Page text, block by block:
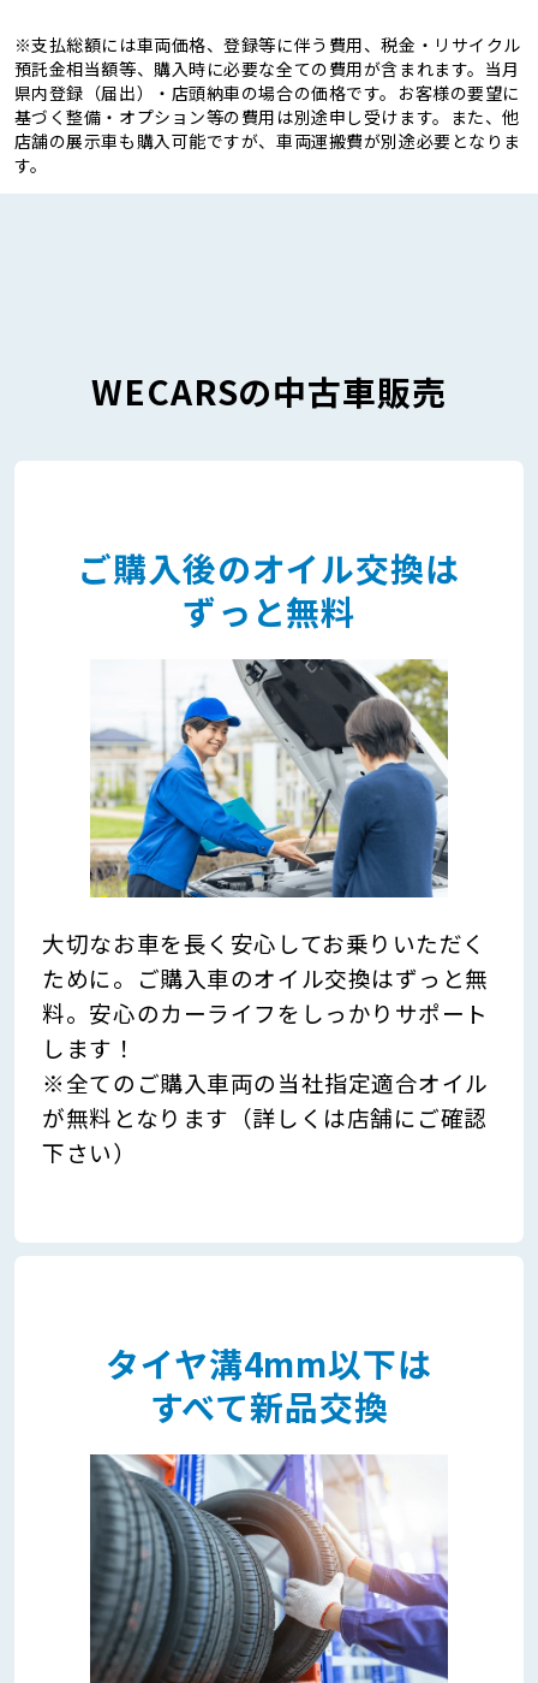
※支払総額には車両価格、登録等に伴う費用、税金・リサイクル
預託金相当額等、購入時に必要な全ての費用が含まれます。当月
県内登録（届出）・店頭納車の場合の価格です。お客様の要望に
基づく整備・オプション等の費用は別途申し受けます。また、他
店舗の展示車も購入可能ですが、車両運搬費が別途必要となりま
す。
WECARSの中古車販売
ご購入後のオイル交換は
ずっと無料
大切なお車を長く安心してお乗りいただく
ために。ご購入車のオイル交換はずっと無
料。安心のカーライフをしっかりサポート
します！
※全てのご購入車両の当社指定適合オイル
が無料となります（詳しくは店舗にご確認
下さい）
タイヤ溝4mm以下は
すべて新品交換